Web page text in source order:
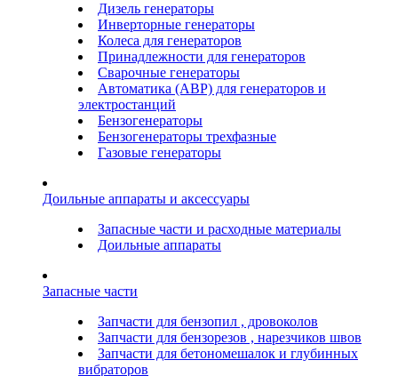
Дизель генераторы
Инверторные генераторы
Колеса для генераторов
Принадлежности для генераторов
Сварочные генераторы
Автоматика (АВР) для генераторов и
электростанций
Бензогенераторы
Бензогенераторы трехфазные
Газовые генераторы
Доильные аппараты и аксессуары
Запасные части и расходные материалы
Доильные аппараты
Запасные части
Запчасти для бензопил , дровоколов
Запчасти для бензорезов , нарезчиков швов
Запчасти для бетономешалок и глубинных
вибраторов